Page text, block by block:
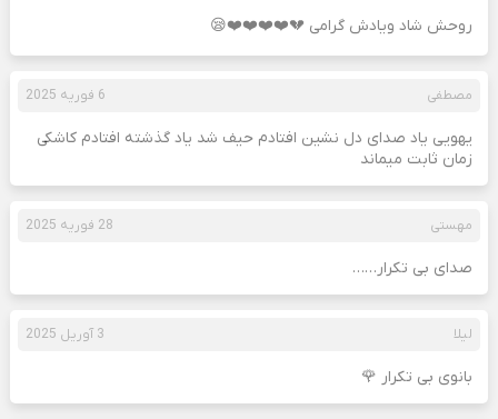
روحش شاد ویادش گرامی 💔❤️❤️❤️❤️😪
مصطفی 6 فوریه 2025
یهویی یاد صدای دل نشین افتادم حیف شد یاد گذشته افتادم کاشکی
زمان ثابت میماند
مهستی 28 فوریه 2025
صدای بی تکرار……
لیلا 3 آوریل 2025
بانوی بی تکرار 🌹